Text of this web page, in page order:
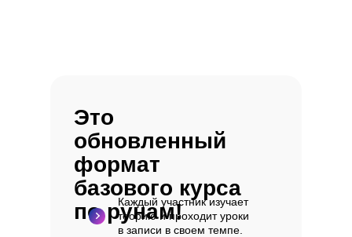
Каждый участник изучает
теорию и проходит уроки
в записи в своем темпе.
Это
обновленный
формат
базового курса
по рунам!